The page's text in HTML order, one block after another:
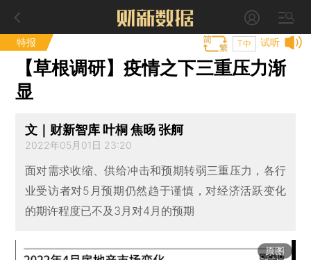
特报 试听
T中
【草根调研】疫情之下三重压力渐
显
文｜财新智库 叶桐 焦旸 张舸
2022年05月01日 23:20
面对需求收缩、供给冲击和预期转弱三重压力，各行
业受访者对5月预期仍然趋于谨慎，对经济活跃变化
的期许程度已不及3月对4月的预期
原图